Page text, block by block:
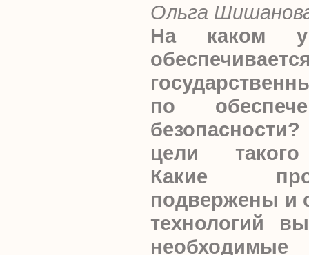
Ольга
На каком
по
цели такого
Какие
подвержены и
технологий